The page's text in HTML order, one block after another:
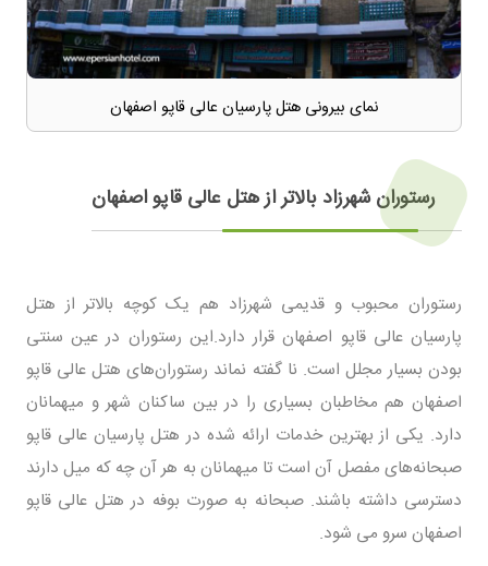
نمای بیرونی هتل پارسیان عالی قاپو اصفهان
رستوران شهرزاد بالاتر از هتل عالی قاپو اصفهان
رستوران محبوب و قدیمی شهرزاد هم یک کوچه بالاتر از هتل
پارسیان عالی قاپو اصفهان قرار دارد.این رستوران در عین سنتی
بودن بسیار مجلل است. نا گفته نماند رستوران‌های هتل عالی قاپو
اصفهان هم مخاطبان بسیاری را در بین ساکنان شهر و میهمانان
دارد. یکی از بهترین خدمات ارائه شده در هتل پارسیان عالی قاپو
صبحانه‌های مفصل آن است تا میهمانان به هر آن چه که میل دارند
دسترسی داشته باشند. صبحانه به صورت بوفه در هتل عالی قاپو
اصفهان سرو می شود.